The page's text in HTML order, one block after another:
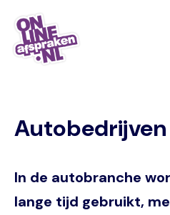
Naar
hoofdinhoud
Autobedrijven
In de autobranche
lange tijd gebruikt,